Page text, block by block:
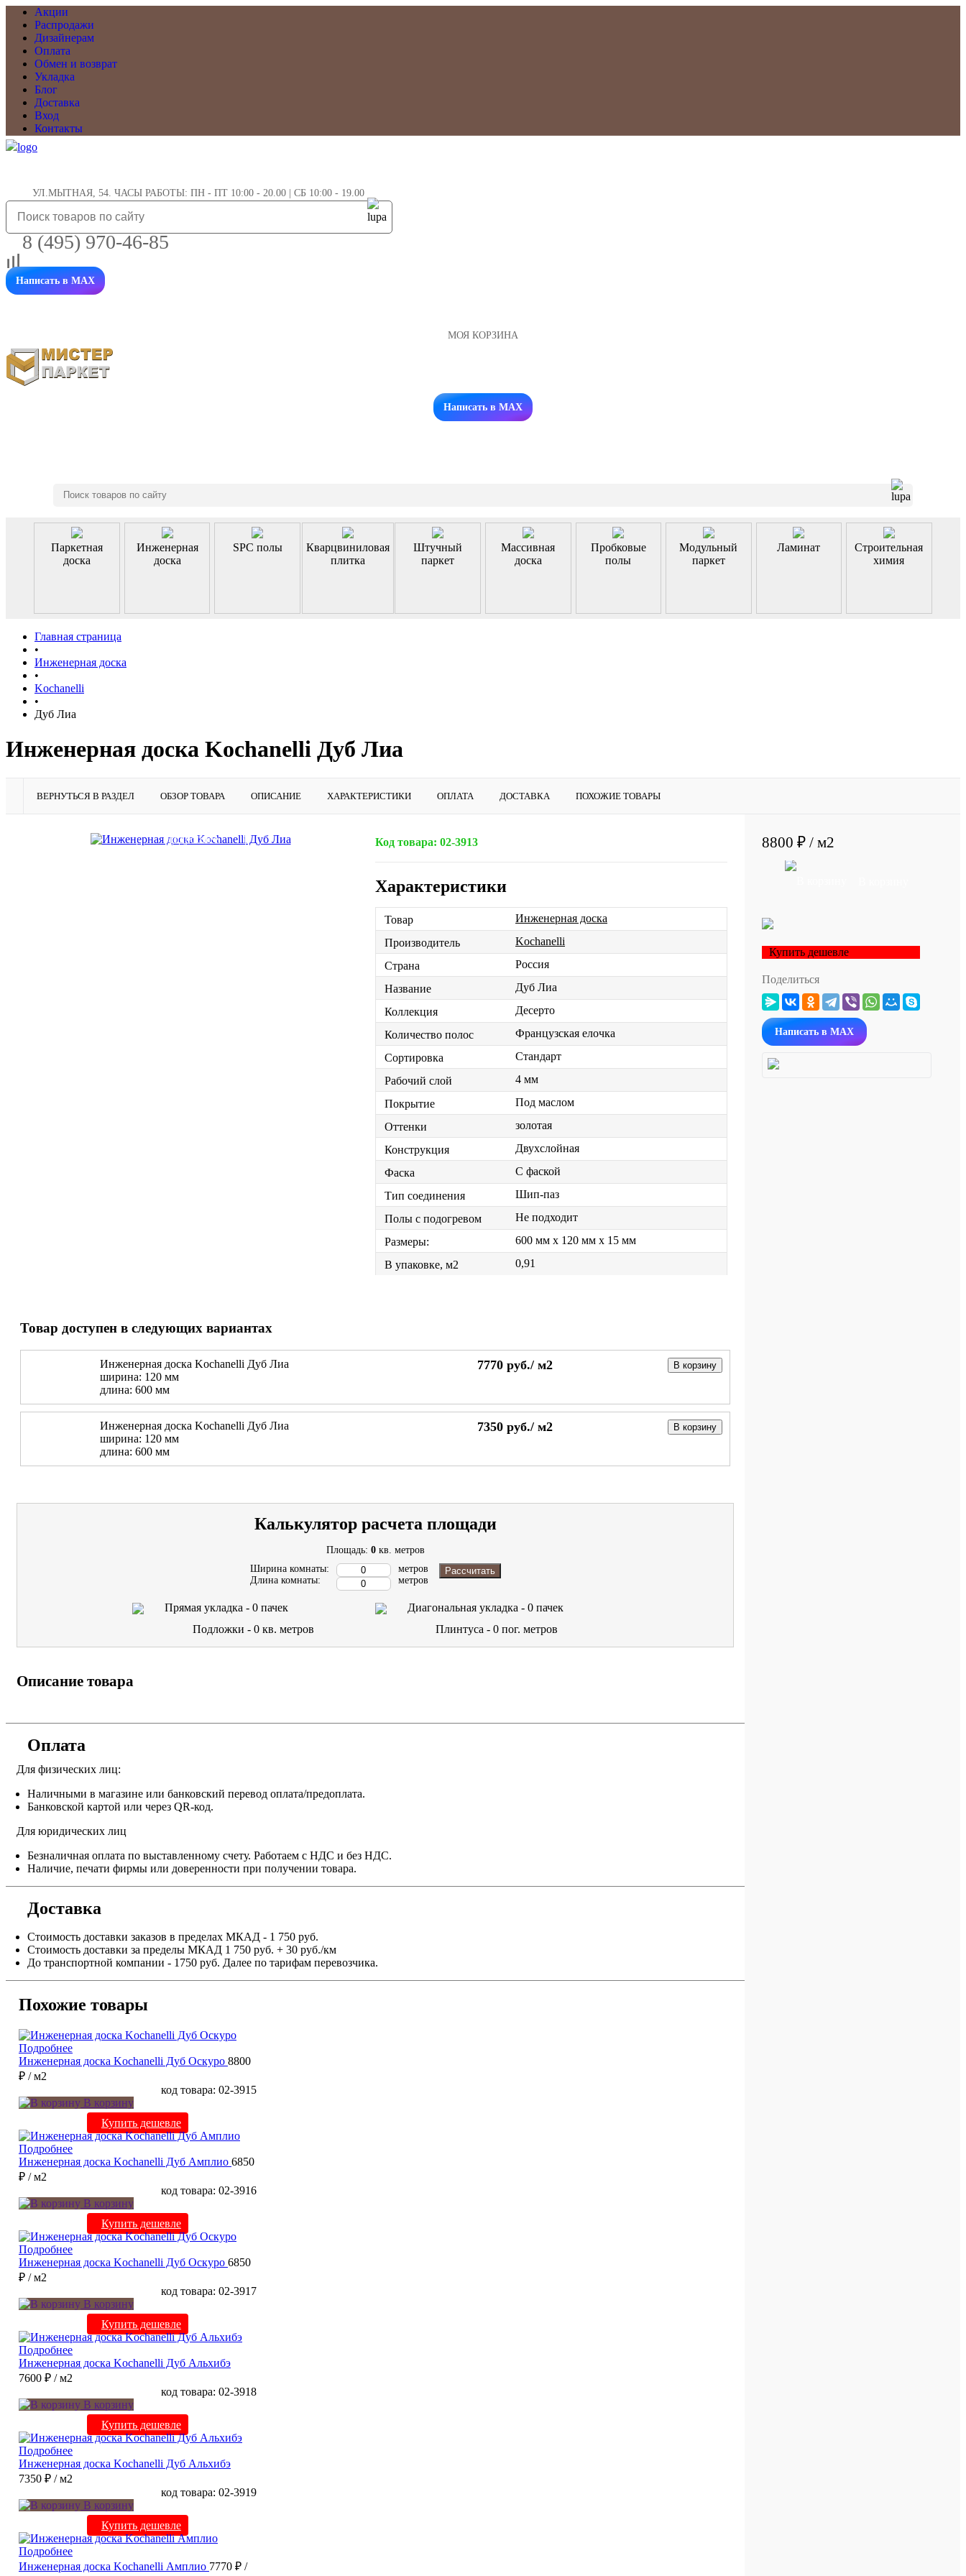
Акции
Распродажи
Дизайнерам
Оплата
Обмен и возврат
Укладка
Блог
Доставка
Вход
Контакты
УЛ.МЫТНАЯ, 54. ЧАСЫ РАБОТЫ: ПН - ПТ 10:00 - 20.00 | СБ 10:00 - 19.00
8 (495) 970-46-85
Написать в MAX
МОЯ КОРЗИНА
Заказать звонок
Написать в MAX
Паркетная
доска
Инженерная
доска
SPC полы
Кварцвиниловая
плитка
Штучный
паркет
Массивная
доска
Пробковые
полы
Модульный
паркет
Ламинат
Строительная
химия
Главная страница
•
Инженерная доска
•
Kochanelli
•
Дуб Лиа
Инженерная доска Kochanelli Дуб Лиа
ВЕРНУТЬСЯ В РАЗДЕЛ ОБЗОР ТОВАРА ОПИСАНИЕ ХАРАКТЕРИСТИКИ ОПЛАТА ДОСТАВКА ПОХОЖИЕ ТОВАРЫ
Подробнее Код товара: 02-3913
Характеристики
Товар
Инженерная доска
Производитель
Kochanelli
Страна
Россия
Название
Дуб Лиа
Коллекция
Десерто
Количество полос
Французская елочка
Сортировка
Стандарт
Рабочий слой
4 мм
Покрытие
Под маслом
Оттенки
золотая
Конструкция
Двухслойная
Фаска
С фаской
Тип соединения
Шип-паз
Полы с подогревом
Не подходит
Размеры:
600 мм x 120 мм x 15 мм
В упаковке, м2
0,91
Товар доступен в следующих вариантах
Инженерная доска Kochanelli Дуб Лиа
ширина: 120 мм
длина: 600 мм
7770 руб./ м2 В корзину
Инженерная доска Kochanelli Дуб Лиа
ширина: 120 мм
длина: 600 мм
7350 руб./ м2 В корзину
Калькулятор расчета площади
Площадь: 0 кв. метров
Ширина комнаты:
Длина комнаты:
метров
метров
Рассчитать
Прямая укладка - 0 пачек Диагональная укладка - 0 пачек
Подложки -0кв. метров Плинтуса -0пог. метров
Описание товара
Оплата
Для физических лиц:
Наличными в магазине или банковский перевод оплата/предоплата.
Банковской картой или через QR-код.
Для юридических лиц
Безналичная оплата по выставленному счету. Работаем с НДС и без НДС.
Наличие, печати фирмы или доверенности при получении товара.
Доставка
Стоимость доставки заказов в пределах МКАД - 1 750 руб.
Стоимость доставки за пределы МКАД 1 750 руб. + 30 руб./км
До транспортной компании - 1750 руб. Далее по тарифам перевозчика.
Похожие товары
Подробнее
Инженерная доска Kochanelli Дуб Оскуро 8800
₽ / м2
код товара: 02-3915
В корзину
Купить дешевле
Подробнее
Инженерная доска Kochanelli Дуб Амплио 6850
₽ / м2
код товара: 02-3916
В корзину
Купить дешевле
Подробнее
Инженерная доска Kochanelli Дуб Оскуро 6850
₽ / м2
код товара: 02-3917
В корзину
Купить дешевле
Подробнее
Инженерная доска Kochanelli Дуб Альхибэ
7600 ₽ / м2
код товара: 02-3918
В корзину
Купить дешевле
Подробнее
Инженерная доска Kochanelli Дуб Альхибэ
7350 ₽ / м2
код товара: 02-3919
В корзину
Купить дешевле
Подробнее
Инженерная доска Kochanelli Амплио 7770 ₽ /
8800 ₽ / м2
Купить дешевле
Поделиться
Написать в MAX